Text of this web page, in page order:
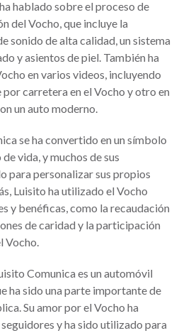
hablado sobre el proceso de
del Vocho, que incluye la
sonido de alta calidad, un sistema
y asientos de piel. También ha
en varios videos, incluyendo
por carretera en el Vocho y otro en
un auto moderno.
se ha convertido en un símbolo
vida, y muchos de sus
para personalizar sus propios
Luisito ha utilizado el Vocho
y benéficas, como la recaudación
de caridad y la participación
Vocho.
Comunica es un automóvil
ha sido una parte importante de
Su amor por el Vocho ha
y ha sido utilizado para